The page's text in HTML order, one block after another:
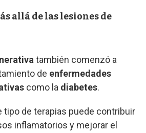
allá de las lesiones de
también comenzó a
de enfermedades
como la diabetes.
tipo de terapias puede contribuir
inflamatorios y mejorar el